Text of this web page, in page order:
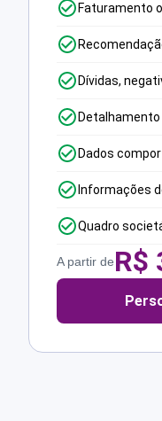
Faturamento
Dívidas,
Dados
Informações
Quadro
A partir deR$